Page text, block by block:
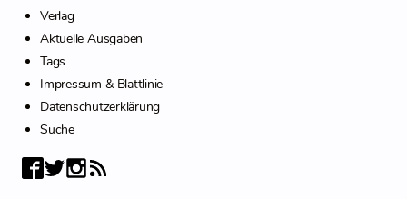
Verlag
Aktuelle Ausgaben
Tags
Impressum & Blattlinie
Datenschutzerklärung
Suche